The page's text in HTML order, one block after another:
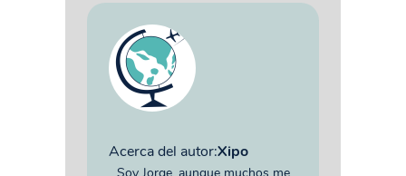
Acerca del autor:Xipo